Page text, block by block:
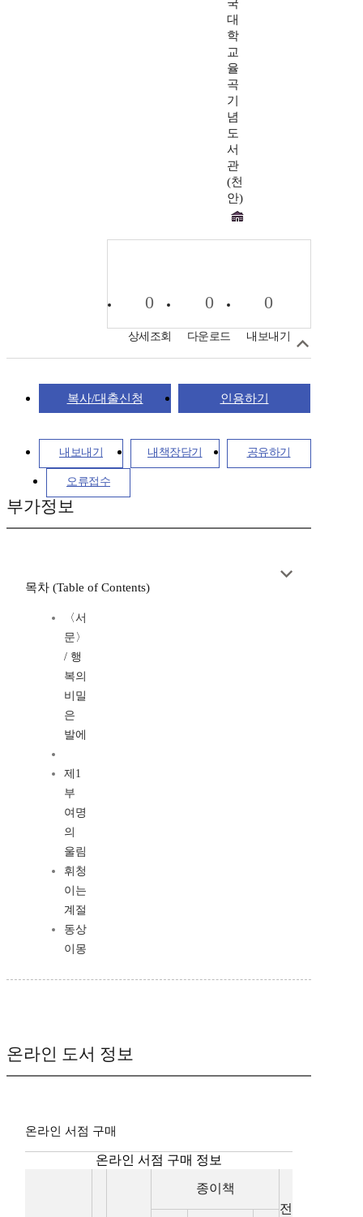
국
대
학
교
율
곡
기
념
도
서
관
(천
안)
0
상세조회
0
다운로드
0
내보내기
복사/대출신청 인용하기
내보내기 내책장담기 공유하기
오류접수
부가정보
목차 (Table of Contents)
〈서
문〉
/ 행
복의
비밀
은
발에
제1
부
여명
의
울림
휘청
이는
계절
동상
이몽
온라인 도서 정보
온라인 서점 구매
온라인 서점 구매 정보
종이책
전